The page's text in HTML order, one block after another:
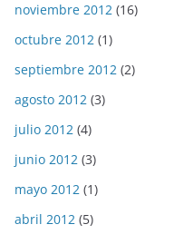
noviembre 2012 (16)
octubre 2012 (1)
septiembre 2012 (2)
agosto 2012 (3)
julio 2012 (4)
junio 2012 (3)
mayo 2012 (1)
abril 2012 (5)